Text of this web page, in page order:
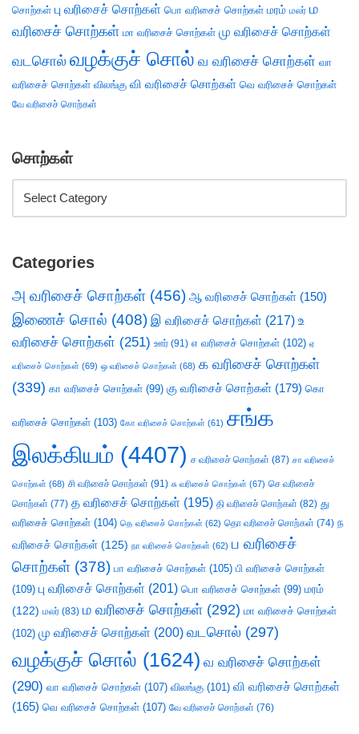
சொற்கள் பு வரிசைச் சொற்கள் பொ வரிசைச் சொற்கள் மரம் மலர் ம
வரிசைச் சொற்கள் மா வரிசைச் சொற்கள் மு வரிசைச் சொற்கள்
வடசொல் வழக்குச் சொல் வ வரிசைச் சொற்கள் வா
வரிசைச் சொற்கள் விலங்கு வி வரிசைச் சொற்கள் வெ வரிசைச் சொற்கள்
வே வரிசைச் சொற்கள்
சொற்கள்
Categories
அ வரிசைச் சொற்கள் (456) ஆ வரிசைச் சொற்கள் (150)
இணைச் சொல் (408) இ வரிசைச் சொற்கள் (217) உ
வரிசைச் சொற்கள் (251) ஊர் (91) எ வரிசைச் சொற்கள் (102) ஏ
வரிசைச் சொற்கள் (69) ஒ வரிசைச் சொற்கள் (68) க வரிசைச் சொற்கள்
(339) கா வரிசைச் சொற்கள் (99) கு வரிசைச் சொற்கள் (179) கொ
வரிசைச் சொற்கள் (103) கோ வரிசைச் சொற்கள் (61) சங்க
இலக்கியம் (4407) ச வரிசைச் சொற்கள் (87) சா வரிசைச்
சொற்கள் (68) சி வரிசைச் சொற்கள் (91) சு வரிசைச் சொற்கள் (67) செ வரிசைச்
சொற்கள் (77) த வரிசைச் சொற்கள் (195) தி வரிசைச் சொற்கள் (82) து
வரிசைச் சொற்கள் (104) தெ வரிசைச் சொற்கள் (62) தொ வரிசைச் சொற்கள் (74) ந
வரிசைச் சொற்கள் (125) நா வரிசைச் சொற்கள் (62) ப வரிசைச்
சொற்கள் (378) பா வரிசைச் சொற்கள் (105) பி வரிசைச் சொற்கள்
(109) பு வரிசைச் சொற்கள் (201) பொ வரிசைச் சொற்கள் (99) மரம்
(122) மலர் (83) ம வரிசைச் சொற்கள் (292) மா வரிசைச் சொற்கள்
(102) மு வரிசைச் சொற்கள் (200) வடசொல் (297)
வழக்குச் சொல் (1624) வ வரிசைச் சொற்கள்
(290) வா வரிசைச் சொற்கள் (107) விலங்கு (101) வி வரிசைச் சொற்கள்
(165) வெ வரிசைச் சொற்கள் (107) வே வரிசைச் சொற்கள் (76)